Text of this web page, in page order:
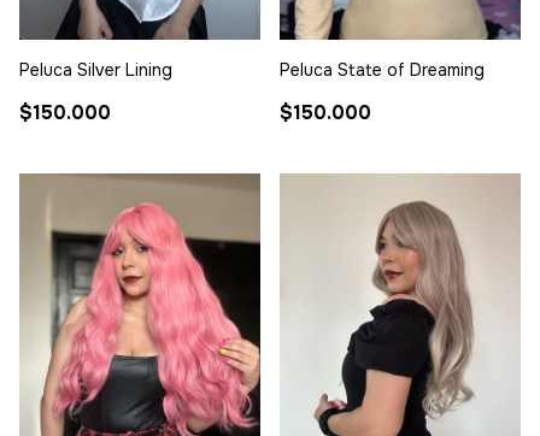
Peluca Silver Lining
$150.000
Peluca State of Dreaming
$150.000